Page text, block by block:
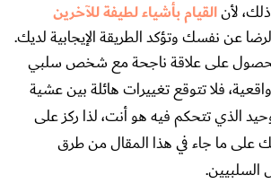
لأنالقيام بأشياء لطيفة للآخرين
عن نفسك وتؤكد الطريقة الإيجابية لديك.
على علاقة ناجحة مع شخص سلبي
فلا تتوقع تغييرات هائلة بين عشية
الذي تتحكم فيه هو أنت، لذا ركز على
على ما جاء في هذا المقال من طرق